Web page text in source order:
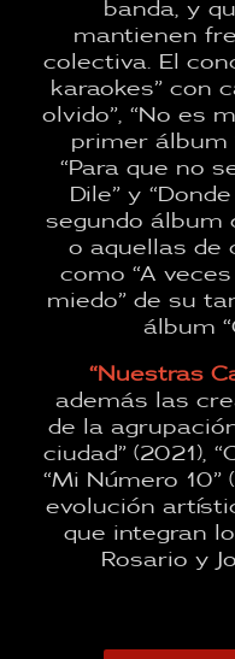
banda, y
mantienen
colectiva. El
karaokes” con
olvido”, “No es
primer álbum
“Para que no
Dile” y
segundo álbum
o aquellas de
como “A
miedo” de su
álbum
“Nuestras
además las
de la
ciudad” (2021),
“Mi Número
evolución
que integran
Rosario y